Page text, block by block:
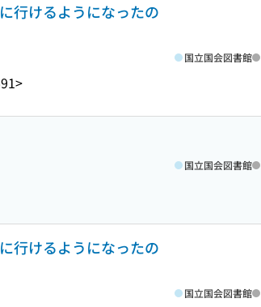
行けるようになったの
国立国会図書館
国立国会図書館
行けるようになったの
国立国会図書館